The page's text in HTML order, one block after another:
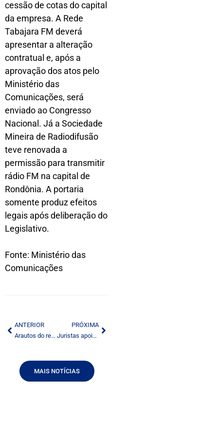
cessão de cotas do capital
da empresa. A Rede
Tabajara FM deverá
apresentar a alteração
contratual e, após a
aprovação dos atos pelo
Ministério das
Comunicações, será
enviado ao Congresso
Nacional. Já a Sociedade
Mineira de Radiodifusão
teve renovada a
permissão para transmitir
rádio FM na capital de
Rondônia. A portaria
somente produz efeitos
legais após deliberação do
Legislativo.
Fonte: Ministério das
Comunicações
ANTERIOR
Arautos do retrocesso
PRÓXIMA
Juristas apoiam regulação de propaganda por Anvisa
MAIS NOTÍCIAS